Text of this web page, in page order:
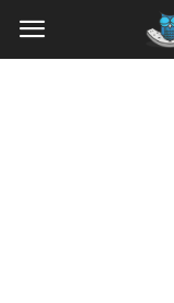
Wiedzanet.pl